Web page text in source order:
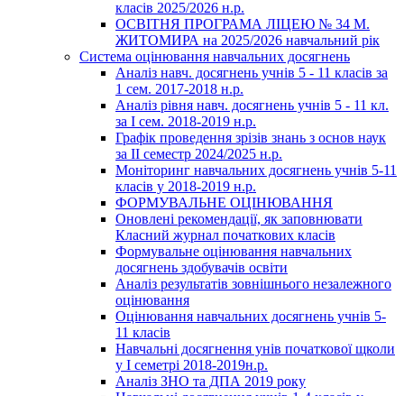
класів 2025/2026 н.р.
ОСВІТНЯ ПРОГРАМА ЛІЦЕЮ № 34 М.
ЖИТОМИРА на 2025/2026 навчальний рік
Система оцінювання навчальних досягнень
Аналіз навч. досягнень учнів 5 - 11 класів за
1 сем. 2017-2018 н.р.
Аналіз рівня навч. досягнень учнів 5 - 11 кл.
за І сем. 2018-2019 н.р.
Графік проведення зрізів знань з основ наук
за ІІ семестр 2024/2025 н.р.
Моніторинг навчальних досягнень учнів 5-11
класів у 2018-2019 н.р.
ФОРМУВАЛЬНЕ ОЦІНЮВАННЯ
Оновлені рекомендації, як заповнювати
Класний журнал початкових класів
Формувальне оцінювання навчальних
досягнень здобувачів освіти
Аналіз результатів зовнішнього незалежного
оцінювання
Оцінювання навчальних досягнень учнів 5-
11 класів
Навчальні досягнення унів початкової щколи
у І семетрі 2018-2019н.р.
Аналіз ЗНО та ДПА 2019 року